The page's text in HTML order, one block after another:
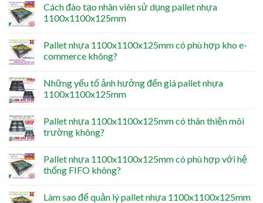
Cách đào tạo nhân viên sử dụng pallet nhựa
1100x1100x125mm
Pallet nhựa 1100x1100x125mm có phù hợp kho e-
commerce không?
Những yếu tố ảnh hưởng đến giá pallet nhựa
1100x1100x125mm
Pallet nhựa 1100x1100x125mm có thân thiện môi
trường không?
Pallet nhựa 1100x1100x125mm có phù hợp với hệ
thống FIFO không?
Làm sao để quản lý pallet nhựa 1100x1100x125mm